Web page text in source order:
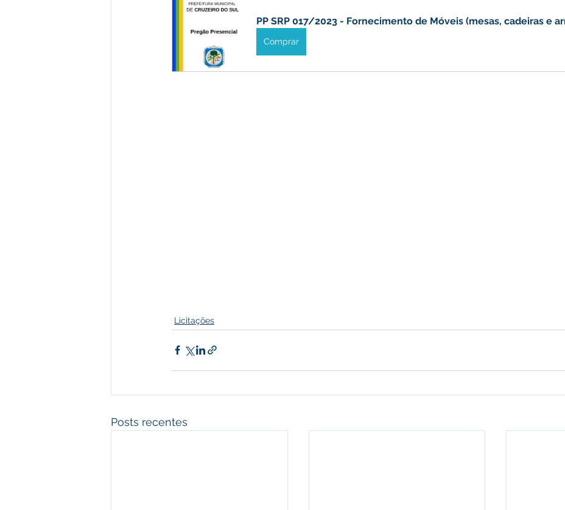
Desenvolvimento econômico e turismo
Obras e Desenvolvimento Urbano Cheia do Rio Juruá 2025
PP SRP 017/2023 - Fornecimento de Móveis (mesas, cadeiras e
Comprar
Licitações
Posts recentes